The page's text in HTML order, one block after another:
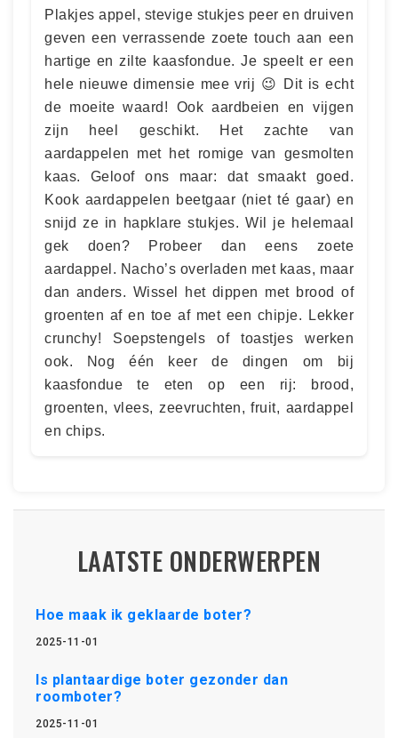
Plakjes appel, stevige stukjes peer en druiven
geven een verrassende zoete touch aan een
hartige en zilte kaasfondue. Je speelt er een
hele nieuwe dimensie mee vrij 😉 Dit is echt
de moeite waard! Ook aardbeien en vijgen
zijn heel geschikt. Het zachte van
aardappelen met het romige van gesmolten
kaas. Geloof ons maar: dat smaakt goed.
Kook aardappelen beetgaar (niet té gaar) en
snijd ze in hapklare stukjes. Wil je helemaal
gek doen? Probeer dan eens zoete
aardappel. Nacho’s overladen met kaas, maar
dan anders. Wissel het dippen met brood of
groenten af en toe af met een chipje. Lekker
crunchy! Soepstengels of toastjes werken
ook. Nog één keer de dingen om bij
kaasfondue te eten op een rij: brood,
groenten, vlees, zeevruchten, fruit, aardappel
en chips.
LAATSTE ONDERWERPEN
Hoe maak ik geklaarde boter?
2025-11-01
Is plantaardige boter gezonder dan
roomboter?
2025-11-01